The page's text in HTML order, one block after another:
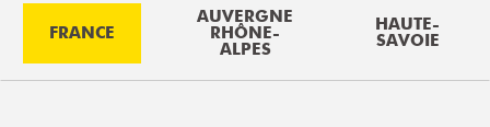
FRANCE
AUVERGNE
RHÔNE-
ALPES
HAUTE-
SAVOIE